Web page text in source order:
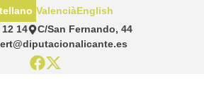
14
C/San Fernando, 44
ValenciàEnglish